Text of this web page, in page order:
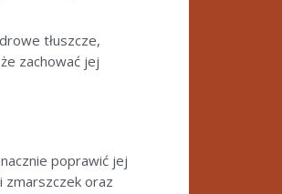
tłuszcze,
zachować jej
poprawić jej
zmarszczek oraz